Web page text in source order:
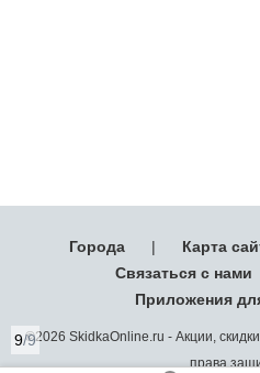
9/9
Города | Карта
Связаться с нами
Приложения
©2026 SkidkaOnline.ru - Акции,
права